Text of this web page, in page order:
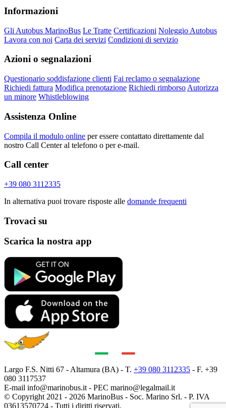
Informazioni
Gli Autobus MarinoBus Le Tratte Certificazioni Noleggio Autobus
Lavora con noi Carta dei servizi Condizioni di servizio
Azioni o segnalazioni
Questionario soddisfazione clienti Fai reclamo o segnalazione
Richiedi fattura Modifica prenotazione Richiedi rimborso Autorizza
un minore Whistleblowing
Assistenza Online
Compila il modulo online per essere contattato direttamente dal
nostro Call Center al telefono o per e-mail.
Call center
+39 080 3112335
In alternativa puoi trovare risposte alle domande frequenti
Trovaci su
Scarica la nostra app
Largo F.S. Nitti 67 - Altamura (BA) - T. +39 080 3112335 - F. +39
080 3117537
E-mail info@marinobus.it - PEC marino@legalmail.it
© Copyright 2021 - 2026 MarinoBus - Soc. Marino Srl. - P. IVA
03613570724 - Tutti i diritti riservati.